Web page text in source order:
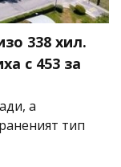
338 хил.
с 453 за
а
тип